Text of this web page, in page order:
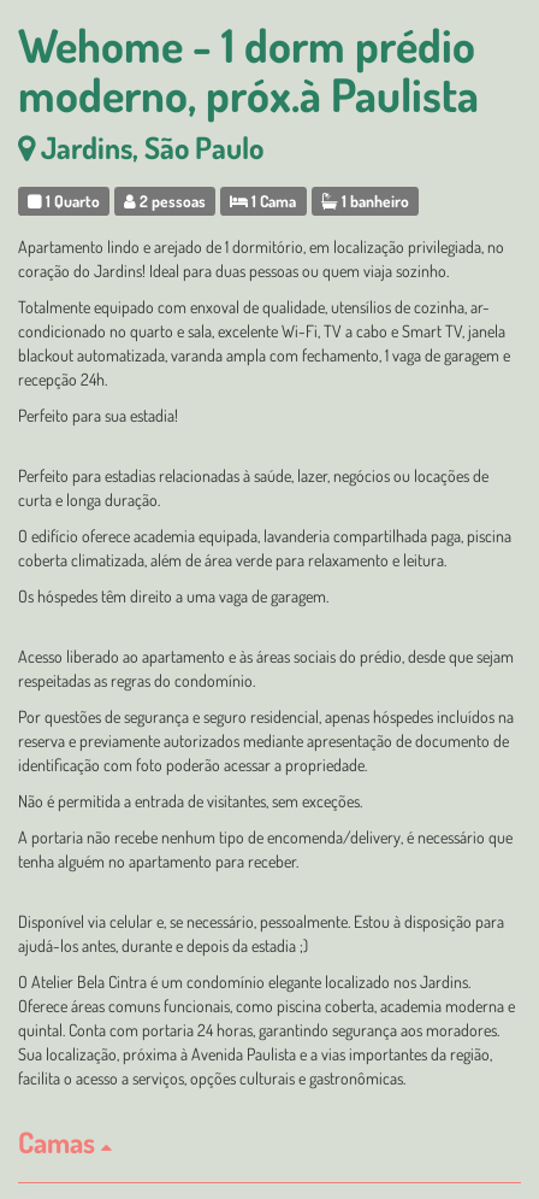
Wehome - 1 dorm prédio
moderno, próx.à Paulista
Jardins, São Paulo
1 Quarto 2 pessoas 1 Cama 1 banheiro
Apartamento lindo e arejado de 1 dormitório, em localização privilegiada, no
coração do Jardins! Ideal para duas pessoas ou quem viaja sozinho.
Totalmente equipado com enxoval de qualidade, utensílios de cozinha, ar-
condicionado no quarto e sala, excelente Wi-Fi, TV a cabo e Smart TV, janela
blackout automatizada, varanda ampla com fechamento, 1 vaga de garagem e
recepção 24h.
Perfeito para sua estadia!
Perfeito para estadias relacionadas à saúde, lazer, negócios ou locações de
curta e longa duração.
O edifício oferece academia equipada, lavanderia compartilhada paga, piscina
coberta climatizada, além de área verde para relaxamento e leitura.
Os hóspedes têm direito a uma vaga de garagem.
Acesso liberado ao apartamento e às áreas sociais do prédio, desde que sejam
respeitadas as regras do condomínio.
Por questões de segurança e seguro residencial, apenas hóspedes incluídos na
reserva e previamente autorizados mediante apresentação de documento de
identificação com foto poderão acessar a propriedade.
Não é permitida a entrada de visitantes, sem exceções.
A portaria não recebe nenhum tipo de encomenda/delivery, é necessário que
tenha alguém no apartamento para receber.
Disponível via celular e, se necessário, pessoalmente. Estou à disposição para
ajudá-los antes, durante e depois da estadia ;)
O Atelier Bela Cintra é um condomínio elegante localizado nos Jardins.
Oferece áreas comuns funcionais, como piscina coberta, academia moderna e
quintal. Conta com portaria 24 horas, garantindo segurança aos moradores.
Sua localização, próxima à Avenida Paulista e a vias importantes da região,
facilita o acesso a serviços, opções culturais e gastronômicas.
Camas